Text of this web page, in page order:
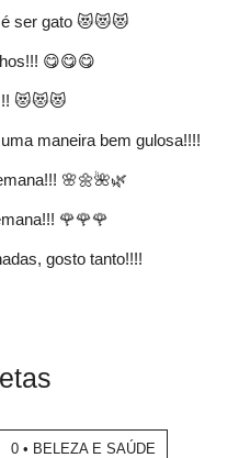
0 • BELEZA E SAÚDE